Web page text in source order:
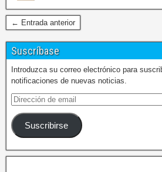
← Entrada anterior
Suscríbase
Introduzca su correo electrónico para
notificaciones de nuevas noticias.
Suscribirse